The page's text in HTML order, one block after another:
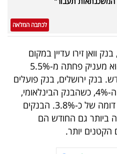
לכתבה המלאה
וואן זירו עדיין במקום
הראשון, למרות שהריבית שהוא מעניק פחתה מ-5.5%
ל-4.63% החודש. בנק ירושלים, בנק פועלים
ומזרחי טפחות מעל הרף של ה-4%, כשהבנק הבינלאומי,
דיסקונט ויהב מעניקים ריבית דומה של כ-3.8%. הבנקים
ביותר גם החודש הם
יותר.​